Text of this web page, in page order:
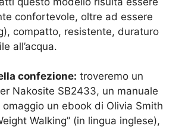
confortevole, oltre ad essere
compatto, resistente, duraturo
all’acqua.
confezione: troveremo un
Nakosite SB2433, un manuale
omaggio un ebook di Olivia Smith
Walking” (in lingua inglese),